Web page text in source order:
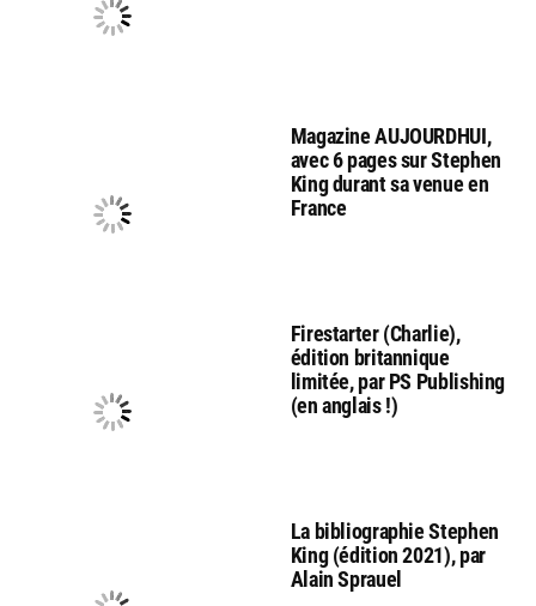
Magazine AUJOURDHUI,
avec 6 pages sur Stephen
King durant sa venue en
France
Firestarter (Charlie),
édition britannique
limitée, par PS Publishing
(en anglais !)
La bibliographie Stephen
King (édition 2021), par
Alain Sprauel